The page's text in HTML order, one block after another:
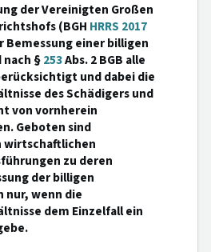
der Vereinigten Großen
(BGH HRRS 2017
Bemessung einer billigen
nach §253Abs. 2 BGB alle
und dabei die
des Schädigers und
von vornherein
Geboten sind
wirtschaftlichen
zu deren
der billigen
nur, wenn die
dem Einzelfall ein